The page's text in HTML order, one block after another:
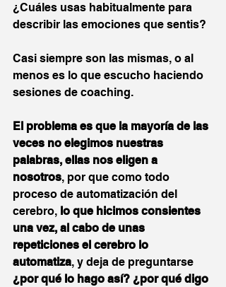
¿Cuáles usas habitualmente para
describir las emociones que sentis?
Casi siempre son las mismas, o al
menos es lo que escucho haciendo
sesiones de coaching.
El problema es que la mayoría de las
veces no elegimos nuestras
palabras, ellas nos eligen a
nosotros, por que como todo
proceso de automatización del
cerebro, lo que hicimos consientes
una vez, al cabo de unas
repeticiones el cerebro lo
automatiza, y deja de preguntarse
¿por qué lo hago así? ¿por qué digo